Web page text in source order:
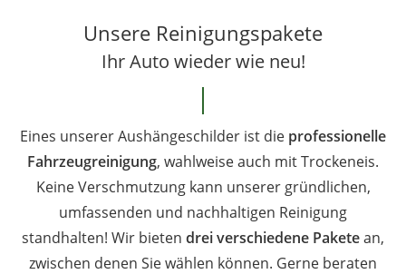
Unsere Reinigungspakete
Ihr Auto wieder wie neu!
Eines unserer Aushängeschilder ist die professionelle
Fahrzeugreinigung, wahlweise auch mit Trockeneis.
Keine Verschmutzung kann unserer gründlichen,
umfassenden und nachhaltigen Reinigung
standhalten! Wir bieten drei verschiedene Paketean,
zwischen denen Sie wählen können. Gerne beraten